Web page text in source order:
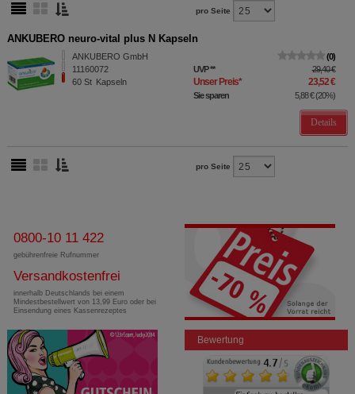
pro Seite
ANKUBERO neuro-vital plus N Kapseln
ANKUBERO GmbH
11160072
60 St Kapseln
0
UVP** 29,40 €
Unser Preis* 23,52 €
Sie sparen 5,88 €(20%)
Details
pro Seite
0800-10 11 422
gebührenfreie Rufnummer
Versandkostenfrei
innerhalb Deutschlands bei einem
Mindestbestellwert von 13,99 Euro oder bei
Einsendung eines Kassenrezeptes
Bewertung